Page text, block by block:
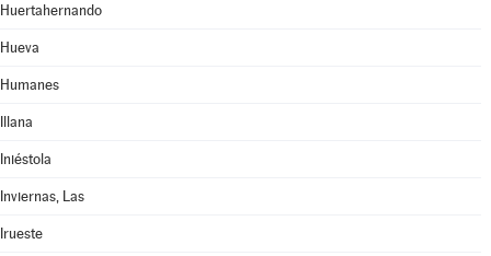
Huertahernando
Hueva
Humanes
Illana
Iniéstola
Inviernas, Las
Irueste